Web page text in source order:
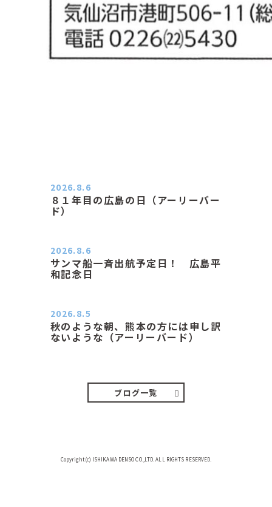
８１年目の広島の日（アーリーバー
ド）
2026.8.6
サンマ船一斉出航予定日！ 広島平
和記念日
2026.8.6
秋のような朝、熊本の方には申し訳
ないような（アーリーバード）
2026.8.5
ブログ一覧
Copyright(c) ISHIKAWA DENSO CO.,LTD. ALL RIGHTS RESERVED.